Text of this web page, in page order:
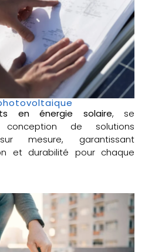
en énergie solaire, se
de solutions
mesure, garantissant
et durabilité pour chaque